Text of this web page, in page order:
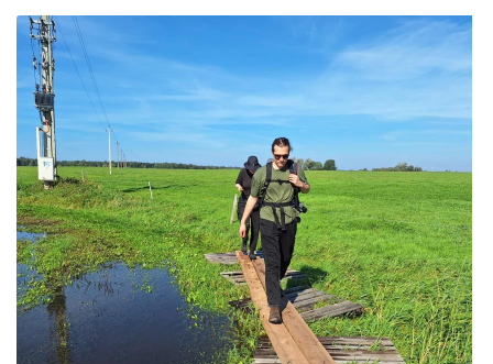
ES projektas GENIUS LOCI. Partnerių susitikimas
ES Projektas GENIUS LOCI. Tarptautinis muziejų
projektas
Projektai